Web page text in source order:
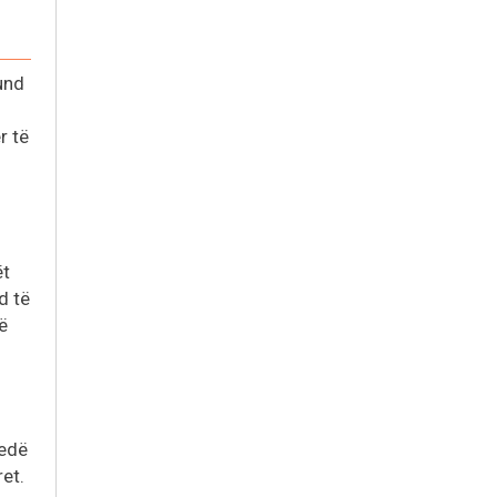
të
të